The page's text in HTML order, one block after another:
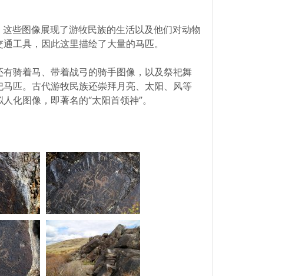
些图像展现了游牧民族的生活以及他们对动物
工具，因此这里描绘了大量的马匹。
骑着马、带着战弓的骑手图像，以及祭祀舞
匹。古代游牧民族还崇拜月亮、太阳、风等
化图像，即著名的“太阳首领神”。